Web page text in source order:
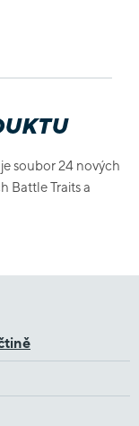
je soubor 24 nových
Battle Traits a